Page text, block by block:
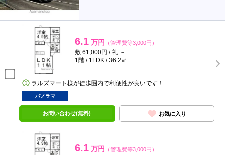
6.1 万円 （管理費等3,000円）
敷 61,000円 / 礼 －
1階 / 1LDK / 36.2㎡
ラルズマート様が徒歩圏内で利便性が良いです！
パノラマ
お問い合わせ(無料) お気に入り
6.1 万円 （管理費等3,000円）